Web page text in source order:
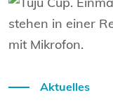
Aktuelles